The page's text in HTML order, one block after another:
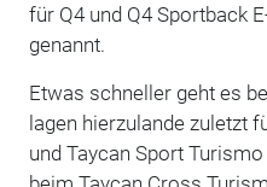
für Q4 und Q4 Sportback
genannt.
Etwas schneller geht es
lagen hierzulande zuletzt
und Taycan Sport